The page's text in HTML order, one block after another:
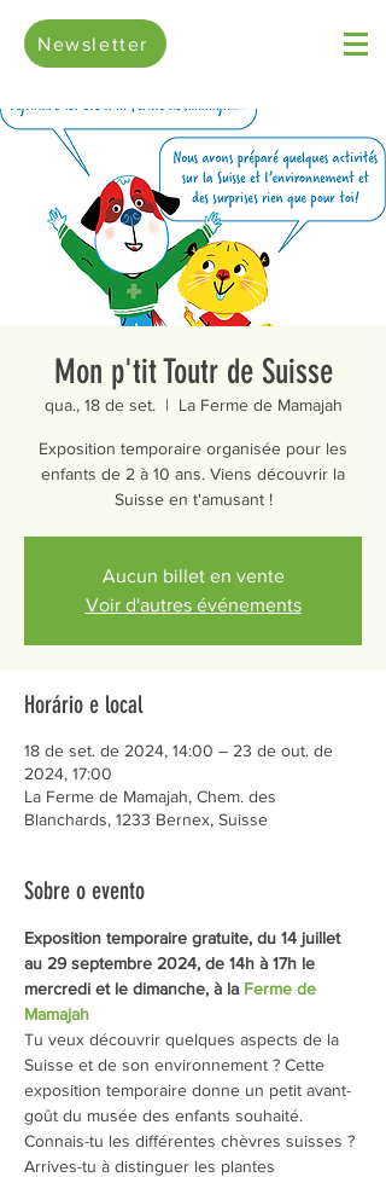
Newsletter
Mon p'tit Toutr de Suisse
qua., 18 de set.
  |
La Ferme de Mamajah
Exposition temporaire organisée pour les
enfants de 2 à 10 ans. Viens découvrir la
Suisse en t'amusant !
Aucun billet en vente
Voir d'autres événements
Horário e local
18 de set. de 2024, 14:00 – 23 de out. de
2024, 17:00
La Ferme de Mamajah, Chem. des
Blanchards, 1233 Bernex, Suisse
Sobre o evento
Exposition temporaire gratuite, du 14 juillet
au 29 septembre 2024, de 14h à 17h le
mercredi et le dimanche, à la Ferme de
Mamajah
Tu veux découvrir quelques aspects de la
Suisse et de son environnement ? Cette
exposition temporaire donne un petit avant-
goût du musée des enfants souhaité.
Connais-tu les différentes chèvres suisses ?
Arrives-tu à distinguer les plantes